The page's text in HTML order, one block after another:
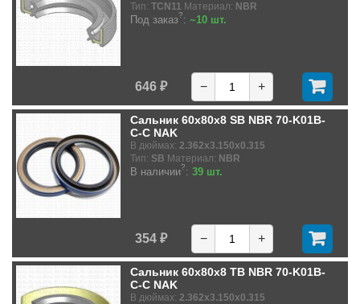
Тип: TCN11 Материал: NBR
Под заказ?: ~10 шт.
646 ₽ − +
Сальник 60x80x8 SB NBR 70-K01B-
C-C NAK
В дюймах: 2.362x3.150x0.315
Тип: SB Материал: NBR
В наличии?: 39 шт.
354 ₽ − +
Сальник 60x80x8 TB NBR 70-K01B-
C-C NAK
В дюймах: 2.362x3.150x0.315